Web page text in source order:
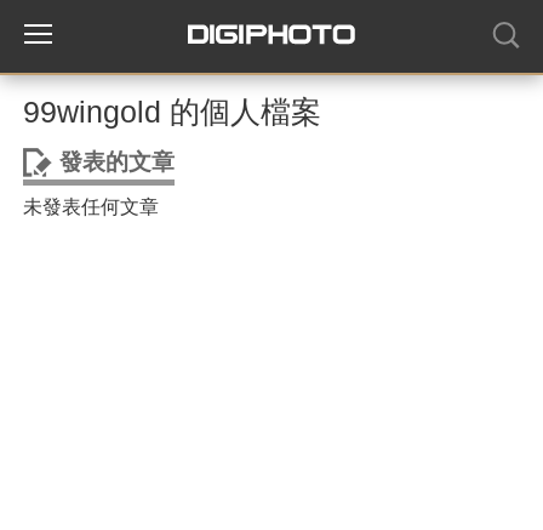
99wingold 的個人檔案
發表的文章
未發表任何文章